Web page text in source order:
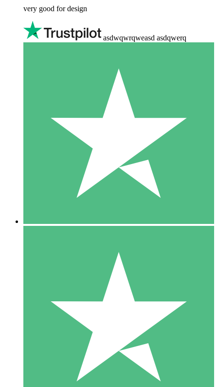
very good for design
asdwqwrqweasd asdqwerq